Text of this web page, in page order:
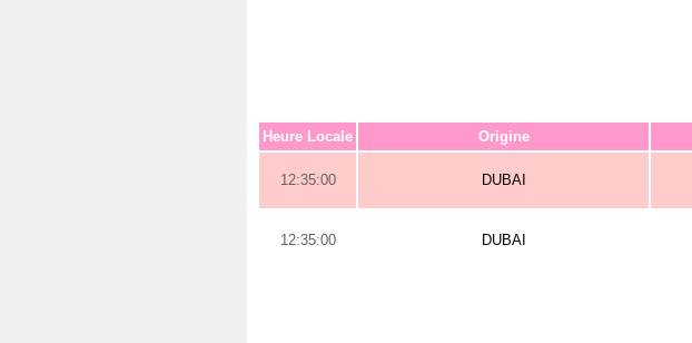
Heure Locale Origine
12:35:00 DUBAI
12:35:00 DUBAI